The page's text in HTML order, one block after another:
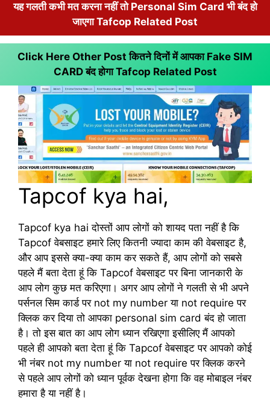
यह गलती कभी मत करना नहीं तो Personal Sim Card भी बंद हो
जाएगा Tafcop Related Post
Click Here Other Post कितने दिनों में आपका Fake SIM
CARD बंद होगाTafcop Related Post
Tapcof kya hai,
Tapcof kya hai दोस्तों आप लोगों को शायद पता नहीं है कि
Tapcof वेबसाइट हमारे लिए कितनी ज्यादा काम की वेबसाइट है,
और आप इससे क्या-क्या काम कर सकते हैं, आप लोगों को सबसे
पहले मैं बता देता हूं कि Tapcof वेबसाइट पर बिना जानकारी के
आप लोग कुछ मत करिएगा। अगर आप लोगों ने गलती से भी अपने
पर्सनल सिम कार्ड पर not my number या not require पर
क्लिक कर दिया तो आपका personal sim card बंद हो जाता
है। तो इस बात का आप लोग ध्यान रखिएगा इसीलिए मैं आपको
पहले ही आपको बता देता हूं कि Tapcof वेबसाइट पर आपको कोई
भी नंबर not my number या not require पर क्लिक करने
से पहले आप लोगों को ध्यान पूर्वक देखना होगा कि वह मोबाइल नंबर
हमारा है या नहीं है।